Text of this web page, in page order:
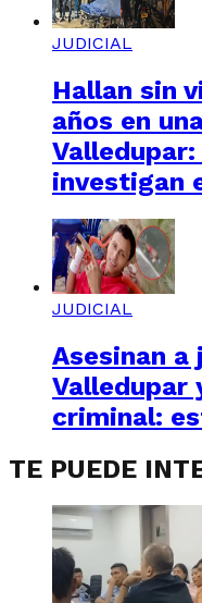
JUDICIAL
Hallan sin
años en
investigan
JUDICIAL
Asesinan a
Valledupar
criminal:
TE PUEDE